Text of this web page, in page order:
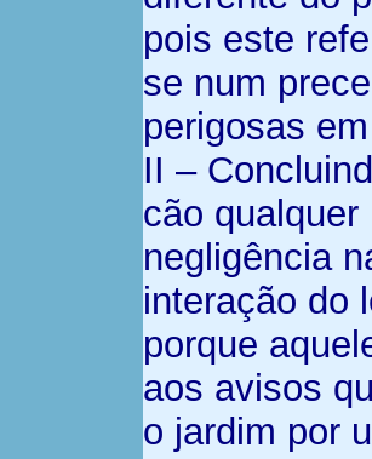
pois este
se num
perigosas
II –
cão
negligência
interação do
porque
aos avisos
o jardim por